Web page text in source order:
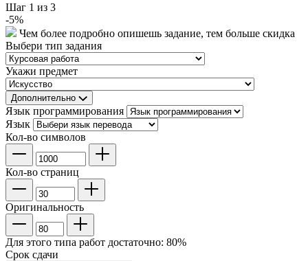
Шаг 1 из 3
-5%
Чем более подробно опишешь задание, тем больше скидка
Выбери тип задания
Укажи предмет
Дополнительно
Язык программирования
Язык
Кол-во символов
Кол-во страниц
Оригинальность
Для этого типа работ достаточно: 80%
Срок сдачи